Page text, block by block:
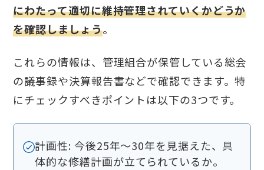
にわたって適切に維持管理されていくかどうか
を確認しましょう。
これらの情報は、管理組合が保管している総会
の議事録や決算報告書などで確認できます。特
にチェックすべきポイントは以下の3つです。
計画性: 今後25年〜30年を見据えた、具
体的な修繕計画が立てられているか。